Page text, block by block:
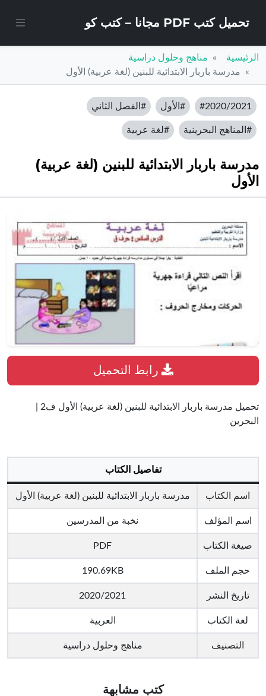
تحميل كتب PDF مجانا – كتب كو
الرئيسية
مناهج وحلول دراسية
مدرسة باربار الابتدائية للبنين (لغة عربية) الأول
#2020/2021 #الأول #الفصل الثاني
#المناهج البحرينية #لغة عربية
مدرسة باربار الابتدائية للبنين (لغة عربية)
الأول
البحرين
تفاصيل الكتاب
اسم الكتاب مدرسة باربار الابتدائية للبنين (لغة عربية) الأول
اسم المؤلف نخبة من المدرسين
صيغة الكتاب PDF
حجم الملف 190.69KB
تاريخ النشر 2020/2021
لغة الكتاب العربية
التصنيف مناهج وحلول دراسية
كتب مشابهة